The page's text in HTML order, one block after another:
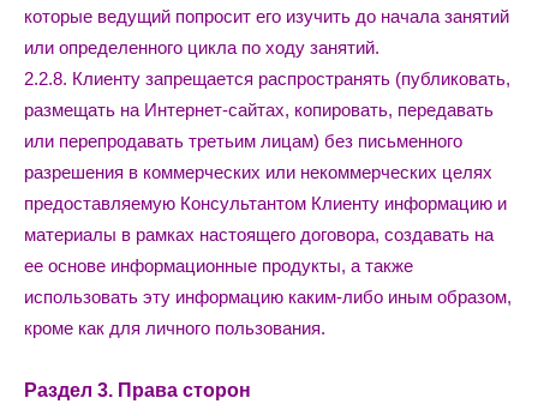
которые ведущий попросит его изучить до начала занятий
или определенного цикла по ходу занятий.
2.2.8. Клиенту запрещается распространять (публиковать,
размещать на Интернет-сайтах, копировать, передавать
или перепродавать третьим лицам) без письменного
разрешения в коммерческих или некоммерческих целях
предоставляемую Консультантом Клиенту информацию и
материалы в рамках настоящего договора, создавать на
ее основе информационные продукты, а также
использовать эту информацию каким-либо иным образом,
кроме как для личного пользования.
Раздел 3. Права сторон